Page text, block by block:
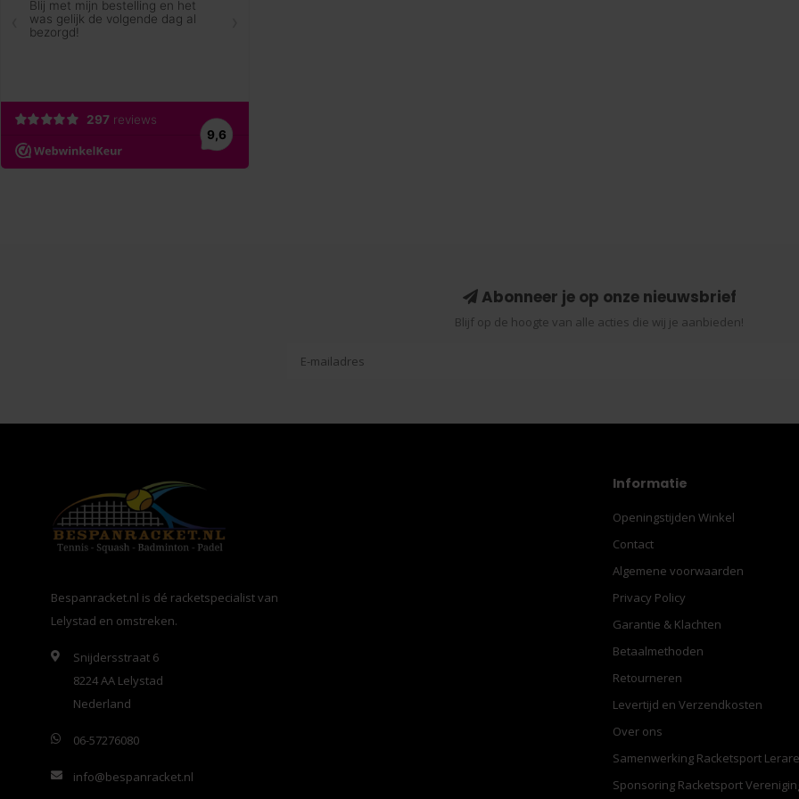
Abonneer je op onze nieuwsbrief
Blijf op de hoogte van alle acties die wij je aanbieden!
Bespanracket.nl is dé racketspecialist van
Lelystad en omstreken.
Snijdersstraat 6
8224 AA Lelystad
Nederland
06-57276080
info@bespanracket.nl
Informatie
Openingstijden Winkel
Contact
Algemene voorwaarden
Privacy Policy
Garantie & Klachten
Betaalmethoden
Retourneren
Levertijd en Verzendkosten
Over ons
Samenwerking Racketsport
Sponsoring Racketsport